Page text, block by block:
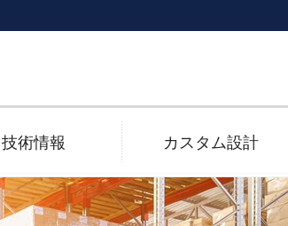
受け側コネクタ
技術情報
メッキ技術
カスタム設計